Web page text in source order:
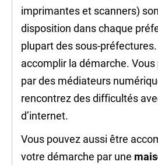
imprimantes et scanners)
disposition dans chaque
plupart des sous-
accomplir la démarche.
par des médiateurs
rencontrez des difficultés
d’internet.
Vous pouvez aussi être
votre démarche par une